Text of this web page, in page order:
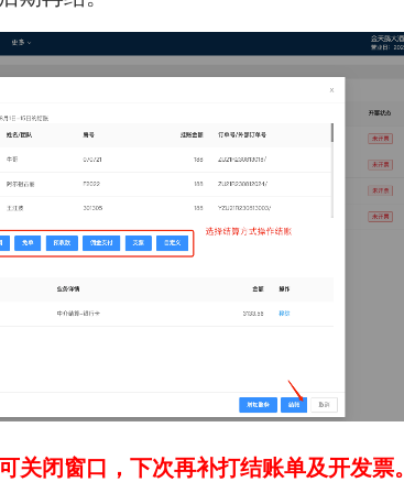
关闭窗口，下次再补打结账单及开发票。